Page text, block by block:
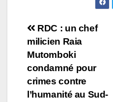
Navigation
de
l’article
RDC : un chef
milicien Raia
Mutomboki
condamné pour
crimes contre
l’humanité au Sud-